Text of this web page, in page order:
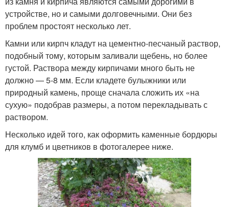
устройстве, но и самыми долговечными. Они без
проблем простоят несколько лет.
Камни или кирпч кладут на цементно-песчаный раствор,
подобный тому, которым заливали щебень, но более
густой. Раствора между кирпичами много быть не
должно — 5-8 мм. Если кладете булыжники или
природный камень, проще сначала сложить их «на
сухую» подобрав размеры, а потом перекладывать с
раствором.
Несколько идей того, как оформить каменные бордюры
для клумб и цветников в фотогалерее ниже.